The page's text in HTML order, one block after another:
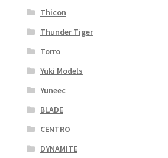
Thicon
Thunder Tiger
Torro
Yuki Models
Yuneec
BLADE
CENTRO
DYNAMITE